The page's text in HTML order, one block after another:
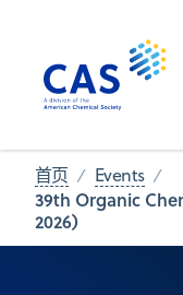
首页 Events
39th Organic
2026)